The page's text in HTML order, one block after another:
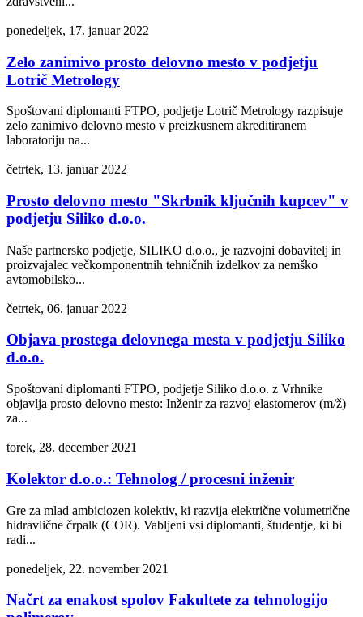
ponedeljek, 17. januar 2022
Zelo zanimivo prosto delovno mesto v podjetju
Lotrič Metrology
Spoštovani diplomanti FTPO, podjetje Lotrič Metrology razpisuje
zelo zanimivo delovno mesto v preizkusnem akreditiranem
laboratoriju na...
četrtek, 13. januar 2022
Prosto delovno mesto "Skrbnik ključnih kupcev" v
podjetju Siliko d.o.o.
Naše partnersko podjetje, SILIKO d.o.o., je razvojni dobavitelj in
proizvajalec večkomponentnih tehničnih izdelkov za nemško
avtomobilsko...
četrtek, 06. januar 2022
Objava prostega delovnega mesta v podjetju Siliko
d.o.o.
Spoštovani diplomanti FTPO, podjetje Siliko d.o.o. z Vrhnike
objavlja prosto delovno mesto: Inženir za razvoj elastomerov (m/ž)
za...
torek, 28. december 2021
Kolektor d.o.o.: Tehnolog / procesni inženir
Gre za mlad ambiciozen kolektiv, ki razvija električne volumetrične
hidravlične črpalk (COR). Vabljeni vsi diplomanti, študentje, ki bi
radi...
ponedeljek, 22. november 2021
Načrt za enakost spolov Fakultete za tehnologijo